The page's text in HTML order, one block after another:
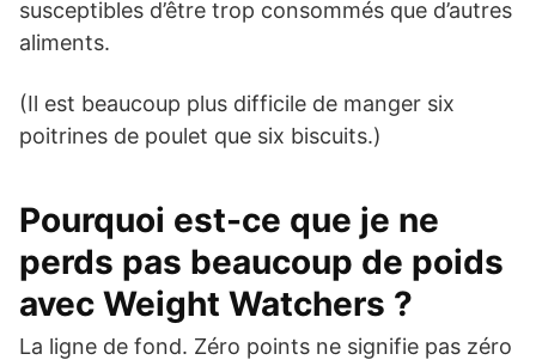
susceptibles d’être trop consommés que d’autres
aliments.
(Il est beaucoup plus difficile de manger six
poitrines de poulet que six biscuits.)
Pourquoi est-ce que je ne
perds pas beaucoup de poids
avec Weight Watchers ?
La ligne de fond. Zéro points ne signifie pas zéro